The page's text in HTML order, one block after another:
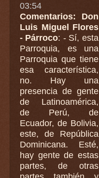
03:54
Comentarios: Don
Luis Miguel Flores
- Párroco: - Sí, esta
Parroquia, es una
Parroquia que tiene
esa característica,
no. Hay una
presencia de gente
de Latinoamérica,
de Perú, de
Ecuador, de Bolivia,
este, de República
Dominicana. Esté,
hay gente de estas
partes, de otras